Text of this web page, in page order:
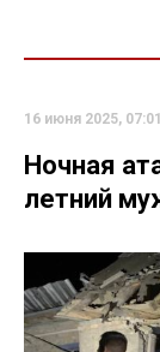
16 июня 2025, 07:01
Ночная
летний